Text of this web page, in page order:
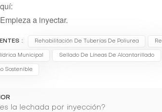
a inyectar.
: Rehabilitación De Tuberías De Poliurea
Municipal Sellado De Líneas De Alcantarillado
Sostenible
la lechada por inyección?